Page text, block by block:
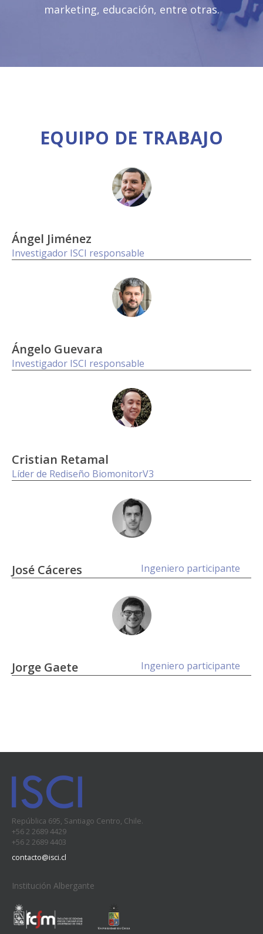
marketing, educación, entre otras.
EQUIPO DE TRABAJO
Ángel Jiménez
Investigador ISCI responsable
Ángelo Guevara
Investigador ISCI responsable
Cristian Retamal
Líder de Rediseño BiomonitorV3
José Cáceres Ingeniero participante
Jorge Gaete Ingeniero participante
República 695, Santiago Centro, Chile.
+56 2 2689 4429
+56 2 2689 4403
contacto@isci.cl
Institución Albergante